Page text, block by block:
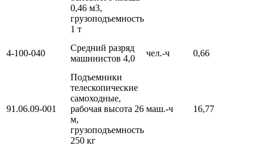
0,46 м3,
грузоподъемность
1 т
4-100-040
Средний разряд
машинистов 4,0
чел.-ч 0,66
91.06.09-001
Подъемники
телескопические
самоходные,
рабочая высота 26
м,
грузоподъемность
250 кг
маш.-ч 16,77